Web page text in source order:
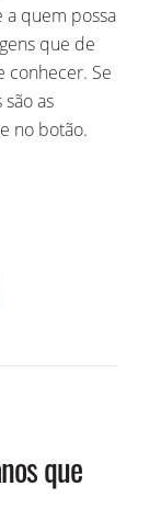
quem possa
que de
conhecer. Se
as
no botão.
que